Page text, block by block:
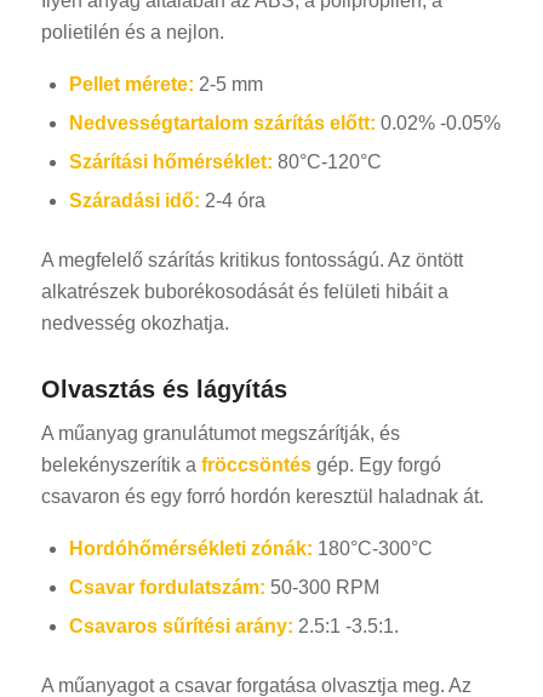
polietilén és a nejlon.
Pellet mérete: 2-5 mm
Nedvességtartalom szárítás előtt: 0.02% -0.05%
Szárítási hőmérséklet: 80°C-120°C
Száradási idő: 2-4 óra
A megfelelő szárítás kritikus fontosságú. Az öntött
alkatrészek buborékosodását és felületi hibáit a
nedvesség okozhatja.
Olvasztás és lágyítás
A műanyag granulátumot megszárítják, és
belekényszerítik a fröccsöntésgép. Egy forgó
csavaron és egy forró hordón keresztül haladnak át.
Hordóhőmérsékleti zónák: 180°C-300°C
Csavar fordulatszám: 50-300 RPM
Csavaros sűrítési arány: 2.5:1 -3.5:1.
A műanyagot a csavar forgatása olvasztja meg. Az